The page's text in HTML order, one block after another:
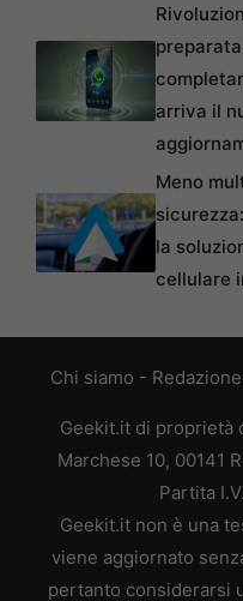
preparata
arriva il
Meno
la
cellulare
Chi siamo - Redazione
Geekit.it di proprietà
Marchese 10, 00141
Partita
Geekit.it non è una
viene aggiornato
pertanto considerarsi